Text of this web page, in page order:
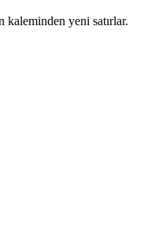
yeni satırlar.